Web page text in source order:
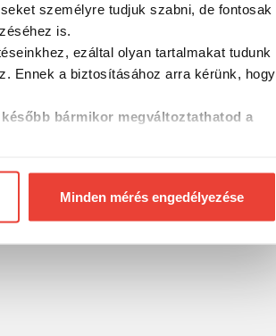
személyre tudjuk szabni, de fontosak
is.
ezáltal olyan tartalmakat tudunk
Ennek a biztosításához arra kérünk, hogy
bármikor megváltoztathatod a
Minden mérés engedélyezése